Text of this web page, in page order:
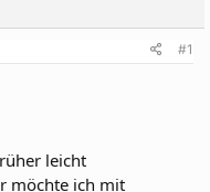
#1
leicht
möchte ich mit